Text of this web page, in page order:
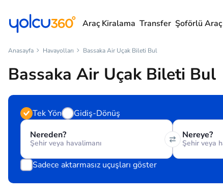
Araç Kiralama Transfer Şoförlü Araç
Anasayfa Havayolları Bassaka Air Uçak Bileti Bul
Bassaka Air Uçak Bileti Bul
Tek Yön
Gidiş-Dönüş
Nereden?
Nereye?
Sadece aktarmasız uçuşları göster